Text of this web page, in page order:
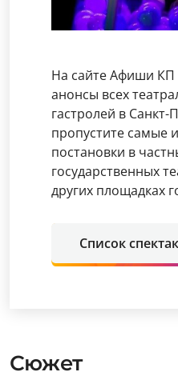
На сайте Афиши КП
анонсы всех
гастролей в Санкт-
пропустите самые
постановки в
государственных
других площадках
Список
Сюжет